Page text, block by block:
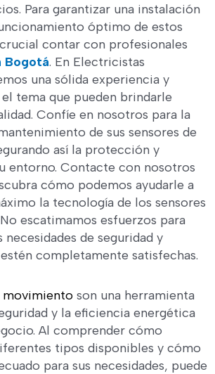
Para garantizar una instalación
óptimo de estos
contar con profesionales
Bogotá. En Electricistas
una sólida experiencia y
tema que pueden brindarle
Confíe en nosotros para la
de sus sensores de
así la protección y
entorno. Contacte con nosotros
cómo podemos ayudarle a
la tecnología de los sensores
escatimamos esfuerzos para
necesidades de seguridad y
completamente satisfechas.
movimiento son una herramienta
y la eficiencia energética
Al comprender cómo
tipos disponibles y cómo
para sus necesidades, puede